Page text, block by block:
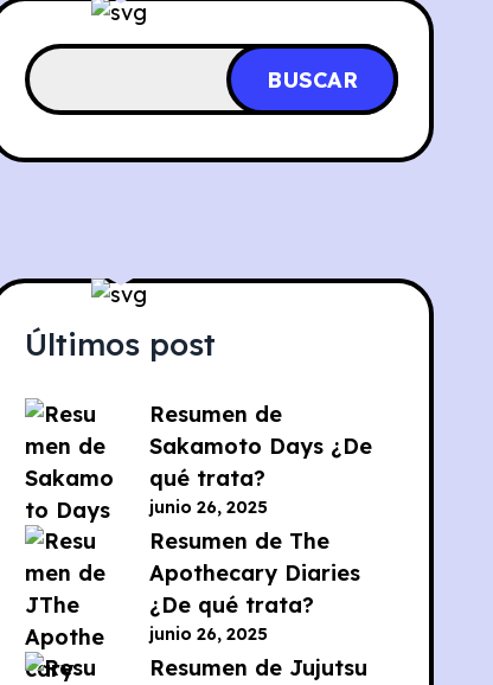
BUSCAR
Últimos post
Resumen de
Sakamoto Days ¿De
qué trata?
junio 26, 2025
Resumen de The
Apothecary Diaries
¿De qué trata?
junio 26, 2025
Resumen de Jujutsu